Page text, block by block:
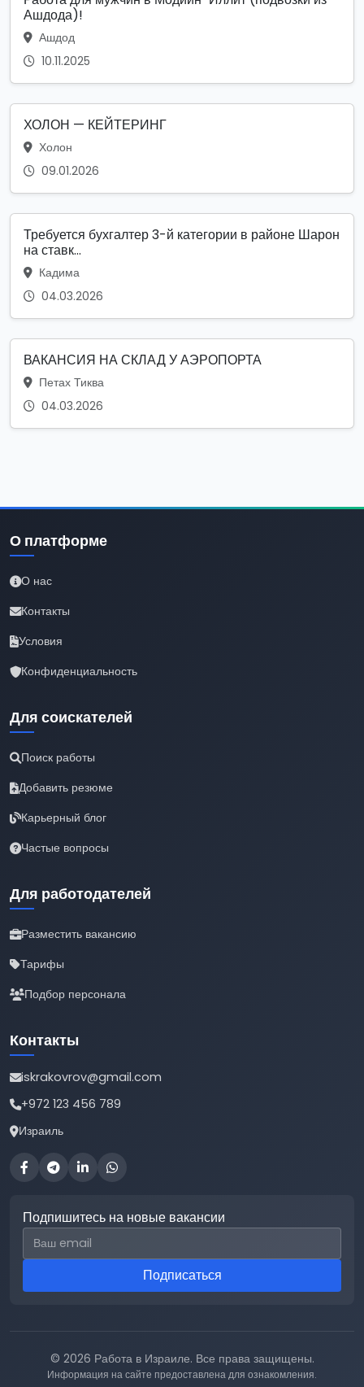
Ашдода)!
Ашдод
10.11.2025
ХОЛОН — КЕЙТЕРИНГ
Холон
09.01.2026
Требуется бухгалтер 3-й категории в районе Шарон
на ставк...
Кадима
04.03.2026
ВАКАНСИЯ НА СКЛАД У АЭРОПОРТА
Петах Тиква
04.03.2026
О платформе
О нас
Контакты
Условия
Конфиденциальность
Для соискателей
Поиск работы
Добавить резюме
Карьерный блог
Частые вопросы
Для работодателей
Разместить вакансию
Тарифы
Подбор персонала
Контакты
iskrakovrov@gmail.com
+972 123 456 789
Израиль
Подпишитесь на новые вакансии
Email для подписки
Подписаться
© 2026 Работа в Израиле. Все права защищены.
Информация на сайте предоставлена для ознакомления.